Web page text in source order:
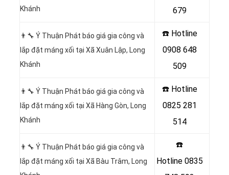
Khánh
679
👨‍🔧 Ý Thuận Phát báo giá gia công và
lắp đặt máng xối tại Xã Xuân Lập, Long
Khánh
☎️ Hotline
0908 648
509
👨‍🔧 Ý Thuận Phát báo giá gia công và
lắp đặt máng xối tại Xã Hàng Gòn, Long
Khánh
☎️ Hotline
0825 281
514
👨‍🔧 Ý Thuận Phát báo giá gia công và
lắp đặt máng xối tại Xã Bàu Trâm, Long
☎️
Hotline0835